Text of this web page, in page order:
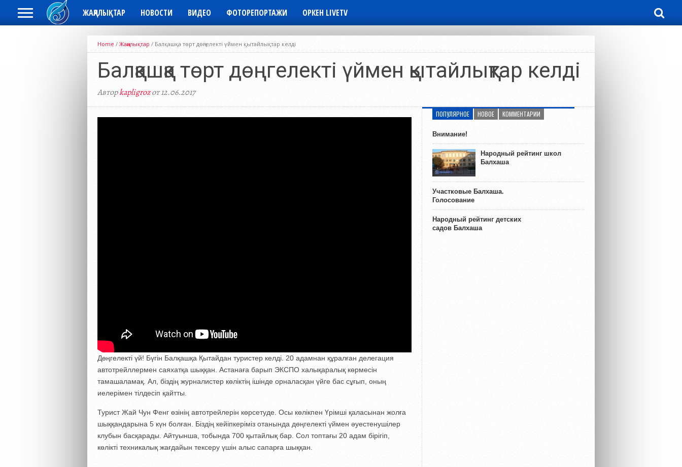
ЖАҢАЛЫҚТАР НОВОСТИ ВИДЕО ФОТОРЕПОРТАЖИ ОРКЕН LIVETV
Home / Жаңалықтар / Балқашқа төрт дөңгелекті үймен қытайлықтар келді
Балқашқа төрт дөңгелекті үймен қытайлықтар келді
Авторkapligrozот 12.06.2017
Дөңгелекті үй! Бүгін Балқашқа Қытайдан туристер келді. 20 адамнан құралған делегация
автотрейллермен саяхатқа шыққан. Астанаға барып ЭКСПО халықаралық көрмесін
тамашаламақ. Ал, біздің журналистер көліктің ішінде орналасқан үйге бас сұғып, оның
иелерімен тілдесіп қайтты.
Турист Жай Чун Фенг өзінің автотрейлерін көрсетуде. Осы көлікпен Үрімші қаласынан жолға
шыққандарына 5 күн болған. Біздің кейіпкеріміз отанында дөңгелекті үймен әуестенушілер
клубын басқарады. Айтуынша, тобында 700 қытайлық бар. Сол топтағы 20 адам бірігіп,
көлікті техникалық жағдайын тексеру үшін алыс сапарға шыққан.
ПОПУЛЯРНОЕ НОВОЕ КОММЕНТАРИИ
Внимание!
Народный рейтинг школ
Балхаша
Участковые Балхаша.
Голосование
Народный рейтинг детских
садов Балхаша